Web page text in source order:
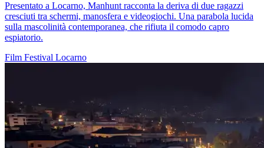
Presentato a Locarno, Manhunt racconta la deriva di due ragazzi
cresciuti tra schermi, manosfera e videogiochi. Una parabola lucida
sulla mascolinità contemporanea, che rifiuta il comodo capro
espiatorio.
Film Festival Locarno